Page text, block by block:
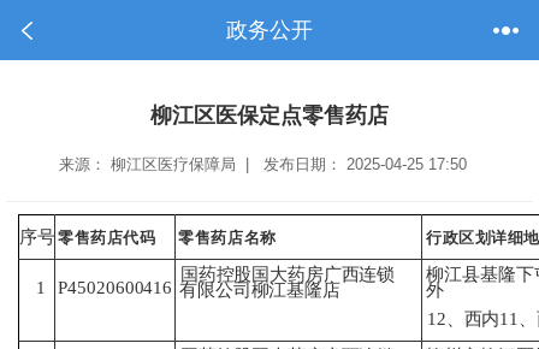
政务公开
柳江区医保定点零售药店
来源： 柳江区医疗保障局 | 发布日期： 2025-04-25 17:50
序号 零售药店代码 零售药店名称 行政区划详细
1 P45020600416
国药控股国大药房广西连锁
有限公司柳江基隆店
柳江县基隆
外
12、西内11